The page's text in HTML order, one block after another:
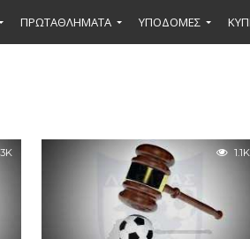
ΠΡΩΤΑΘΛΗΜΑΤΑ ΥΠΟΔΟΜΕΣ
1.1K